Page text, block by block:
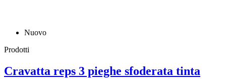
Nuovo
Prodotti
Cravatta reps 3 pieghe sfoderata tinta